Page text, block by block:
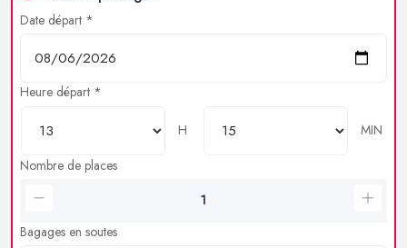
Date départ *
Heure départ *
H
MIN
Nombre de places
Bagages en soutes